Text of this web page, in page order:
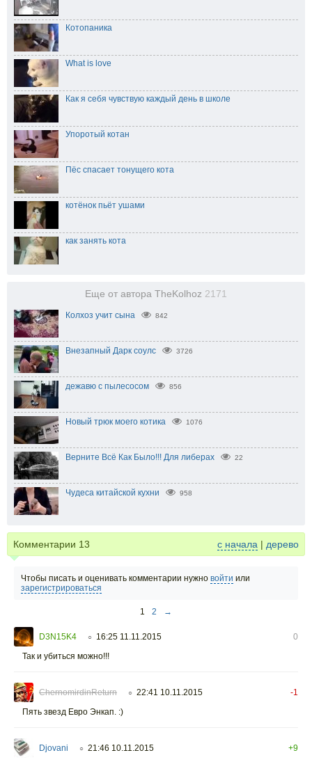
Котопаника
What is love
Как я себя чувствую каждый день в школе
Упоротый котан
Пёс спасает тонущего кота
котёнок пьёт ушами
как занять кота
Еще от автора TheKolhoz 2171
Колхоз учит сына 842
Внезапный Дарк соулс 3726
дежавю с пылесосом 856
Новый трюк моего котика 1076
Верните Всё Как Было!!! Для либерах 22
Чудеса китайской кухни 958
Комментарии 13 с начала | дерево
Чтобы писать и оценивать комментарии нужно войти или
зарегистрироваться
1 2 →
D3N15K4 ○ 16:25 11.11.2015
0
Так и убиться можно!!!
ChernomirdinReturn ○ 22:41 10.11.2015
-1
Пять звезд Евро Энкап. :)
Djovani ○ 21:46 10.11.2015
+9